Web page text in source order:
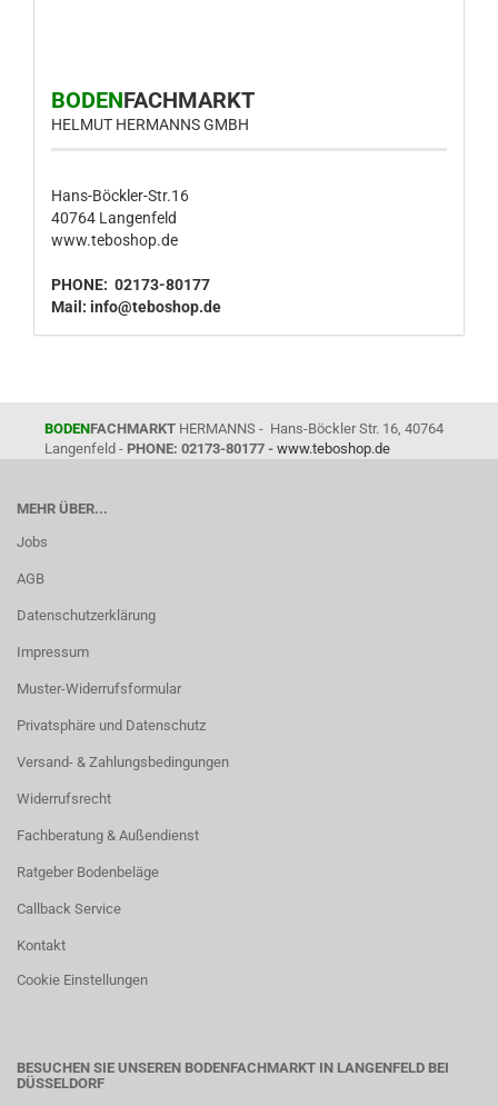
BODENFACHMARKT
HELMUT HERMANNS GMBH
Hans-Böckler-Str.16
40764 Langenfeld
www.teboshop.de
PHONE: 02173-80177
Mail: info@teboshop.de
BODENFACHMARKT HERMANNS - Hans-Böckler Str. 16, 40764
Langenfeld - PHONE: 02173-80177 - www.teboshop.de
MEHR ÜBER...
Jobs
AGB
Datenschutzerklärung
Impressum
Muster-Widerrufsformular
Privatsphäre und Datenschutz
Versand- & Zahlungsbedingungen
Widerrufsrecht
Fachberatung & Außendienst
Ratgeber Bodenbeläge
Callback Service
Kontakt
Cookie Einstellungen
BESUCHEN SIE UNSEREN BODENFACHMARKT IN LANGENFELD BEI
DÜSSELDORF